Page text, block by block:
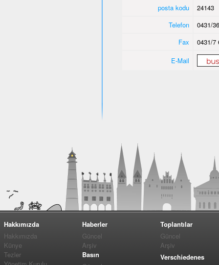
posta kodu
24143
Telefon
0431/
Fax
0431/7
E-Mail
Hakkımızda
Hakkımızda
Künye
Tezler
Haberler
Güncel
Arşiv
Basın
Toplantılar
Güncel
Arşiv
Verschiedenes